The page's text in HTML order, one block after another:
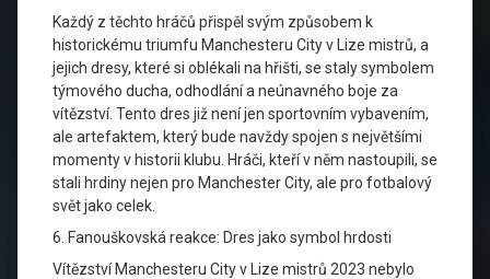
Každý z těchto hráčů přispěl svým způsobem k
historickému triumfu Manchesteru City v Lize mistrů, a
jejich dresy, které si oblékali na hřišti, se staly symbolem
týmového ducha, odhodlání a neúnavného boje za
vítězství. Tento dres již není jen sportovním vybavením,
ale artefaktem, který bude navždy spojen s největšími
momenty v historii klubu. Hráči, kteří v něm nastoupili, se
stali hrdiny nejen pro Manchester City, ale pro fotbalový
svět jako celek.
6. Fanouškovská reakce: Dres jako symbol hrdosti
Vítězství Manchesteru City v Lize mistrů 2023 nebylo